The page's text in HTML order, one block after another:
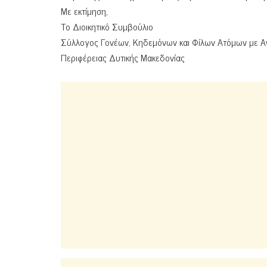
Με εκτίμηση,
Το Διοικητικό Συμβούλιο
Σύλλογος Γονέων, Κηδεμόνων και Φίλων Ατόμων με
Περιφέρειας Δυτικής Μακεδονίας